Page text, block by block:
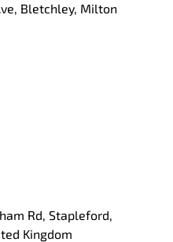
Bletchley, Milton
Rd, Stapleford,
Kingdom